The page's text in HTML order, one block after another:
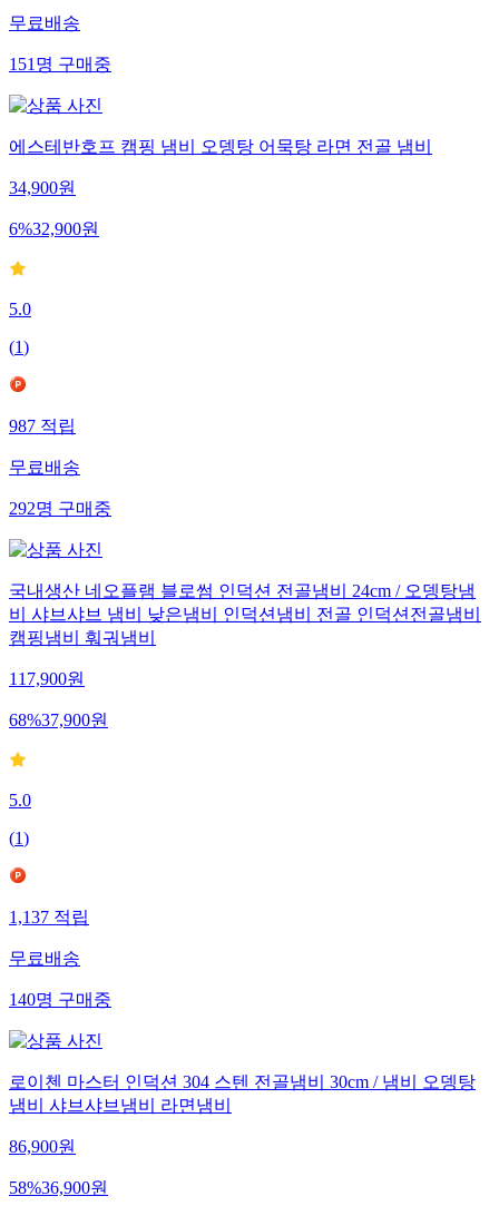
무료배송
151명구매중
에스테반호프 캠핑 냄비 오뎅탕 어묵탕 라면 전골 냄비
34,900원
6%32,900원
5.0
(1)
987적립
무료배송
292명구매중
국내생산 네오플램 블로썸 인덕션 전골냄비 24cm / 오뎅탕냄
비 샤브샤브 냄비 낮은냄비 인덕션냄비 전골 인덕션전골냄비
캠핑냄비 훠궈냄비
117,900원
68%37,900원
5.0
(1)
1,137적립
무료배송
140명구매중
로이첸 마스터 인덕션 304 스텐 전골냄비 30cm / 냄비 오뎅탕
냄비 샤브샤브냄비 라면냄비
86,900원
58%36,900원